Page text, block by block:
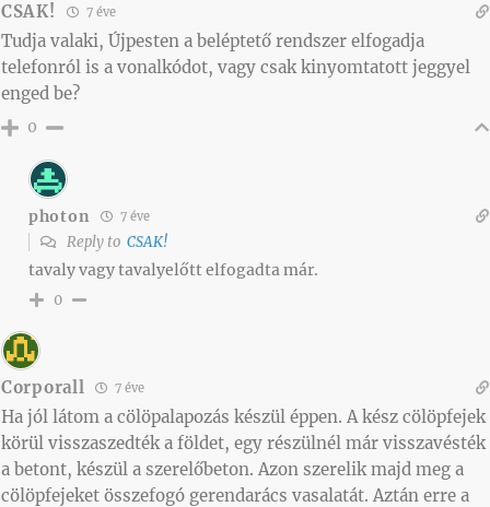
CSAK! 7 éve
Tudja valaki, Újpesten a beléptető rendszer elfogadja
telefonról is a vonalkódot, vagy csak kinyomtatott jeggyel
enged be?
0
photon 7 éve
Reply to CSAK!
tavaly vagy tavalyelőtt elfogadta már.
0
Corporall 7 éve
Ha jól látom a cölöpalapozás készül éppen. A kész cölöpfejek
körül visszaszedték a földet, egy részülnél már visszavésték
a betont, készül a szerelőbeton. Azon szerelik majd meg a
cölöpfejeket összefogó gerendarács vasalatát. Aztán erre a